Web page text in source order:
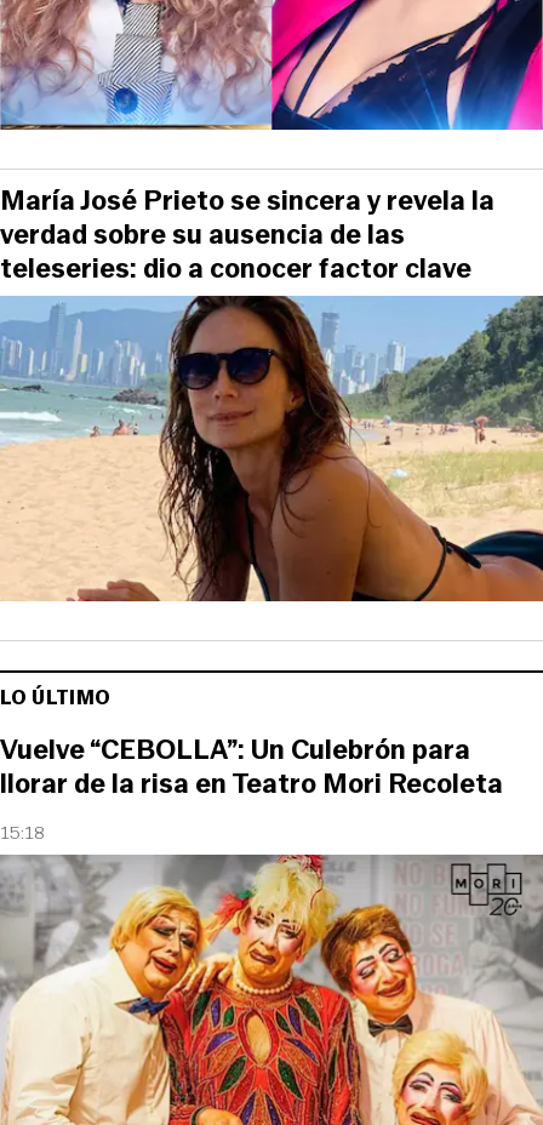
María José Prieto se sincera y revela la
verdad sobre su ausencia de las
teleseries: dio a conocer factor clave
LO ÚLTIMO
15:18
Vuelve “CEBOLLA”: Un Culebrón para
llorar de la risa en Teatro Mori Recoleta